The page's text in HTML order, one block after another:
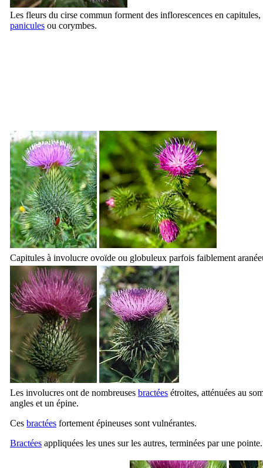
Les fleurs du cirse commun forment des inflorescences en
panicules ou corymbes.
Capitules à involucre ovoïde ou globuleux parfois faiblement
Les involucres ont de nombreuses bractées étroites, atténuées au
angles et un épine.
Ces bractées fortement épineuses sont vulnérantes.
Bractées appliquées les unes sur les autres, terminées par une pointe.